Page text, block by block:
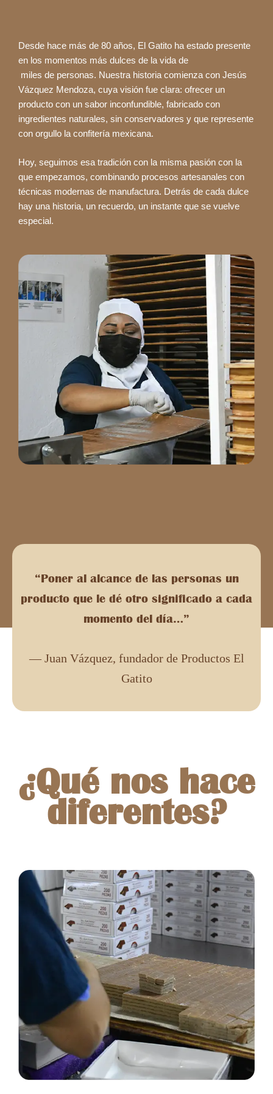
Desde hace más de 80 años, El Gatito ha estado presente
en los momentos más dulces de la vida de
miles de personas. Nuestra historia comienza con Jesús
Vázquez Mendoza, cuya visión fue clara: ofrecer un
producto con un sabor inconfundible, fabricado con
ingredientes naturales, sin conservadores y que represente
con orgullo la confitería mexicana.
Hoy, seguimos esa tradición con la misma pasión con la
que empezamos, combinando procesos artesanales con
técnicas modernas de manufactura. Detrás de cada dulce
hay una historia, un recuerdo, un instante que se vuelve
especial.
“Poner al alcance de las personas un
producto que le dé otro significado a cada
momento del día…”
— Juan Vázquez, fundador de Productos El
Gatito
¿Qué nos hace
diferentes?